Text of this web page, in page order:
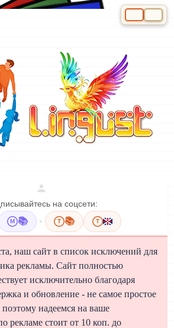
на соцсети:
M 📚 • T 📚 T
наш сайт в список исключений для
рекламы. Сайт полностью
исключительно благодаря
и обновление - не самое простое
надеемся на ваше
рекламе стоит от 10 коп. до